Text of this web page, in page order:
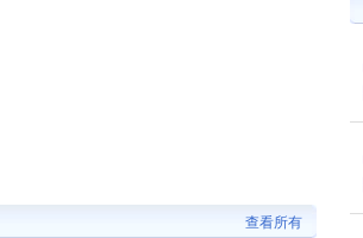
查看所有